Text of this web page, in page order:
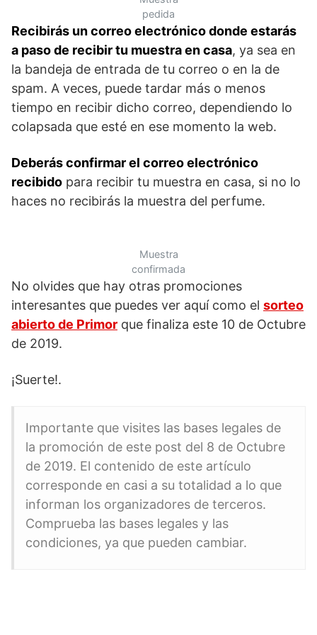
pedida
Recibirás un correo electrónico donde estarás
a paso de recibir tu muestra en casa, ya sea en
la bandeja de entrada de tu correo o en la de
spam. A veces, puede tardar más o menos
tiempo en recibir dicho correo, dependiendo lo
colapsada que esté en ese momento la web.
Deberás confirmar el correo electrónico
recibido para recibir tu muestra en casa, si no lo
haces no recibirás la muestra del perfume.
Muestra
confirmada
No olvides que hay otras promociones
interesantes que puedes ver aquí como el sorteo
abierto de Primor que finaliza este 10 de Octubre
de 2019.
¡Suerte!.
Importante que visites las bases legales de
la promoción de este post del 8 de Octubre
de 2019. El contenido de este artículo
corresponde en casi a su totalidad a lo que
informan los organizadores de terceros.
Comprueba las bases legales y las
condiciones, ya que pueden cambiar.